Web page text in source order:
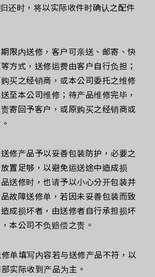
还时，将以实际收件时确认之配件
限内送修，客户可亲送、邮寄、快
方式，送修运费由客户自行负担；
买之经销商，或本公司委托之维修
至本公司维修；待产品维修完毕，
寄回予客户，或原购买之经销商或
修产品予以妥善包装防护，必要之
置足够，以避免运送途中造成损
送修时，也请予以小心分开包装并
故障送修单，若因未妥善包装而致
成损坏者，由送修者自行承担损坏
本公司不负赔偿之责。
单填写内容若与送修产品不符，以
实际收到产品为主。